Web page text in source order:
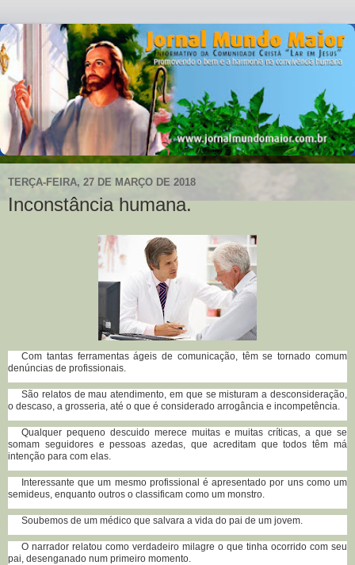
TERÇA-FEIRA, 27 DE MARÇO DE 2018
Inconstância humana.
Com tantas ferramentas ágeis de comunicação, têm se tornado comum
denúncias de profissionais.
São relatos de mau atendimento, em que se misturam a desconsideração,
o descaso, a grosseria, até o que é considerado arrogância e incompetência.
Qualquer pequeno descuido merece muitas e muitas críticas, a que se
somam seguidores e pessoas azedas, que acreditam que todos têm má
intenção para com elas.
Interessante que um mesmo profissional é apresentado por uns como um
semideus, enquanto outros o classificam como um monstro.
Soubemos de um médico que salvara a vida do pai de um jovem.
O narrador relatou como verdadeiro milagre o que tinha ocorrido com seu
pai, desenganado num primeiro momento.